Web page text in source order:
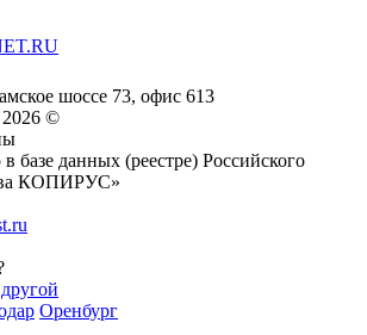
шоссе 73, офис 613
©
базе данных (реестре) Российского
КОПИРУС»
Оренбург